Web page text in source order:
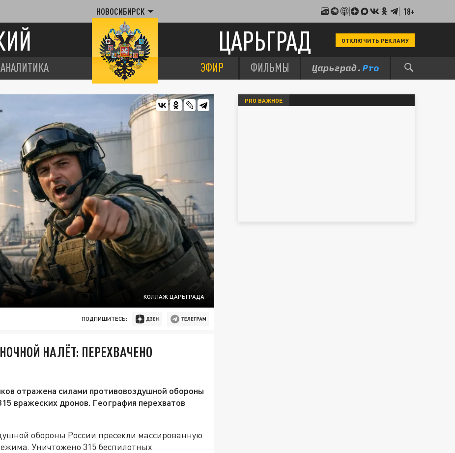
НОВОСИБИРСК 18+
ЦАРЬГРАД ОТКЛЮЧИТЬ РЕКЛАМУ
АНАЛИТИКА ЭФИР ФИЛЬМЫ
КОЛЛАЖ ЦАРЬГРАДА
ПОДПИШИТЕСЬ:
НАЛЁТ: ПЕРЕХВАЧЕНО
отражена силами противовоздушной обороны
вражеских дронов. География перехватов
обороны России пресекли массированную
Уничтожено 315 беспилотных
PRO ВАЖНОЕ